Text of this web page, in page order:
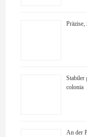
Präzise,
Stabiler
colonia
An der